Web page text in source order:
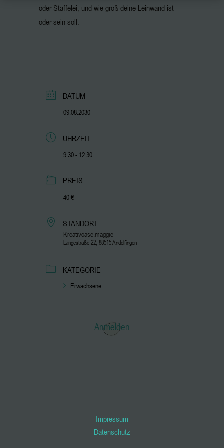
oder Staffelei, und wie groß deine Leinwand ist
oder sein soll.
DATUM
09.08.2030
UHRZEIT
9:30 - 12:30
PREIS
40 €
STANDORT
Kreativoase.maggie
Langestraße 22, 88515 Andelfingen
KATEGORIE
Erwachsene
Anmelden
Impressum
Datenschutz